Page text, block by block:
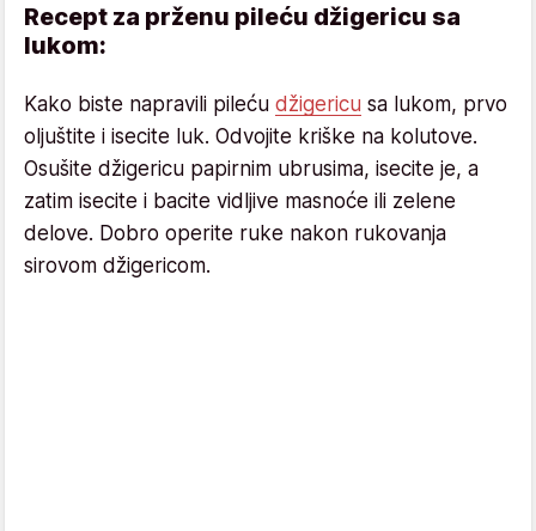
Recept za prženu pileću džigericu sa
lukom:
Kako biste napravili pileću džigericu sa lukom, prvo
oljuštite i isecite luk. Odvojite kriške na kolutove.
Osušite džigericu papirnim ubrusima, isecite je, a
zatim isecite i bacite vidljive masnoće ili zelene
delove. Dobro operite ruke nakon rukovanja
sirovom džigericom.